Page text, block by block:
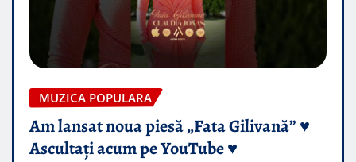
MUZICA POPULARA
Am lansat noua piesă „Fata Gilivană” ♥️
Ascultați acum pe YouTube ♥️